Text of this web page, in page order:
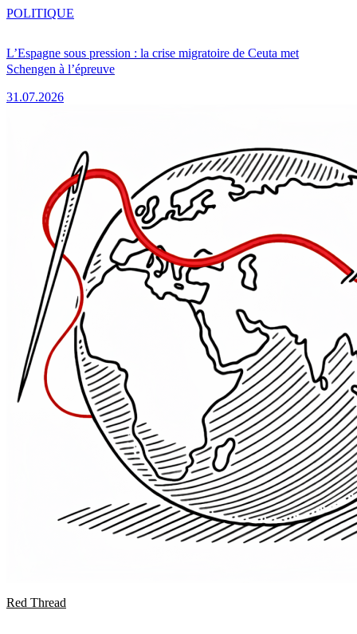
L’Espagne sous pression : la crise migratoire de Ceuta met
Schengen à l’épreuve
31.07.2026
POLITIQUE
Red Thread